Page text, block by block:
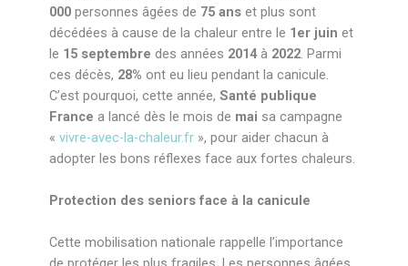
000 personnes âgées de 75 ans et plus sont
décédées à cause de la chaleur entre le 1er juin et
le 15 septembre des années 2014à 2022. Parmi
ces décès, 28% ont eu lieu pendant la canicule.
C’est pourquoi, cette année, Santé publique
France a lancé dès le mois de mai sa campagne
« vivre-avec-la-chaleur.fr », pour aider chacun à
adopter les bons réflexes face aux fortes chaleurs.
Protection des seniors face à la canicule
Cette mobilisation nationale rappelle l’importance